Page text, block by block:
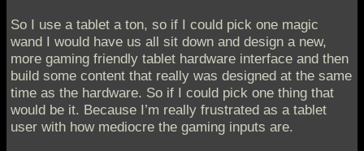
So I use a tablet a ton, so if I could pick one magic
wand I would have us all sit down and design a new,
more gaming friendly tablet hardware interface and then
build some content that really was designed at the same
time as the hardware. So if I could pick one thing that
would be it. Because I’m really frustrated as a tablet
user with how mediocre the gaming inputs are.